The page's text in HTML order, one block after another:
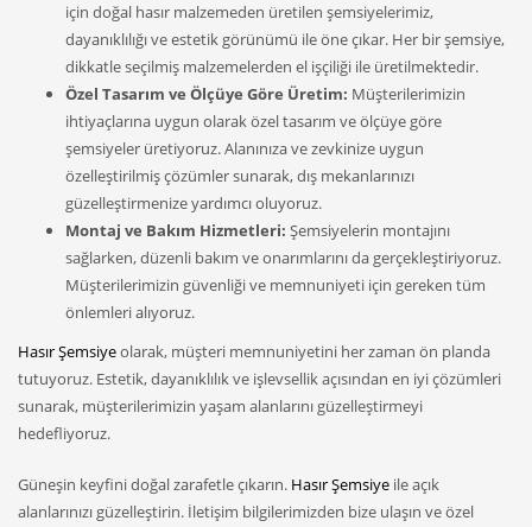
için doğal hasır malzemeden üretilen şemsiyelerimiz,
dayanıklılığı ve estetik görünümü ile öne çıkar. Her bir şemsiye,
dikkatle seçilmiş malzemelerden el işçiliği ile üretilmektedir.
Özel Tasarım ve Ölçüye Göre Üretim: Müşterilerimizin
ihtiyaçlarına uygun olarak özel tasarım ve ölçüye göre
şemsiyeler üretiyoruz. Alanınıza ve zevkinize uygun
özelleştirilmiş çözümler sunarak, dış mekanlarınızı
güzelleştirmenize yardımcı oluyoruz.
Montaj ve Bakım Hizmetleri: Şemsiyelerin montajını
sağlarken, düzenli bakım ve onarımlarını da gerçekleştiriyoruz.
Müşterilerimizin güvenliği ve memnuniyeti için gereken tüm
önlemleri alıyoruz.
Hasır Şemsiyeolarak, müşteri memnuniyetini her zaman ön planda
tutuyoruz. Estetik, dayanıklılık ve işlevsellik açısından en iyi çözümleri
sunarak, müşterilerimizin yaşam alanlarını güzelleştirmeyi
hedefliyoruz.
Güneşin keyfini doğal zarafetle çıkarın. Hasır Şemsiye ile açık
alanlarınızı güzelleştirin. İletişim bilgilerimizden bize ulaşın ve özel